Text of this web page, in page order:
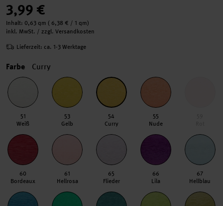
3,99 €
Inhalt: 0,63 qm ( 6,38 € / 1 qm)
inkl. MwSt. / zzgl. Versandkosten
Lieferzeit: ca. 1-3 Werktage
Farbe Curry
51
Weiß
53
Gelb
54
Curry
55
Nude
60
Bordeaux
61
Hellrosa
65
Flieder
66
Lila
67
Hellblau